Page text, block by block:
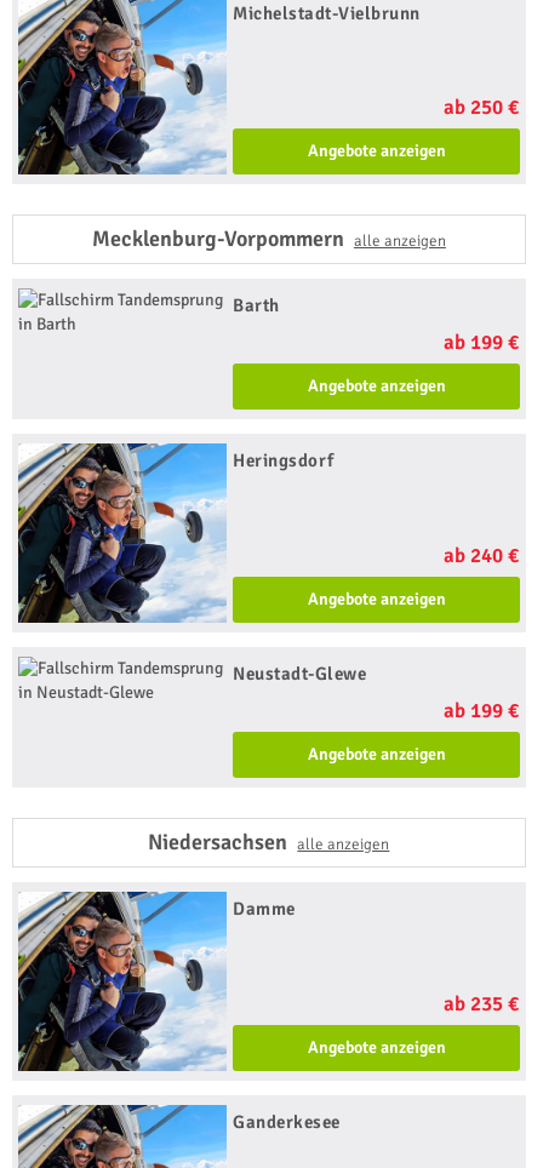
Michelstadt-Vielbrunn
ab 250 €
Angebote anzeigen
Mecklenburg-Vorpommern alle anzeigen
Barth
ab 199 €
Angebote anzeigen
Heringsdorf
ab 240 €
Angebote anzeigen
Neustadt-Glewe
ab 199 €
Angebote anzeigen
Niedersachsenalle anzeigen
Damme
ab 235 €
Angebote anzeigen
Ganderkesee